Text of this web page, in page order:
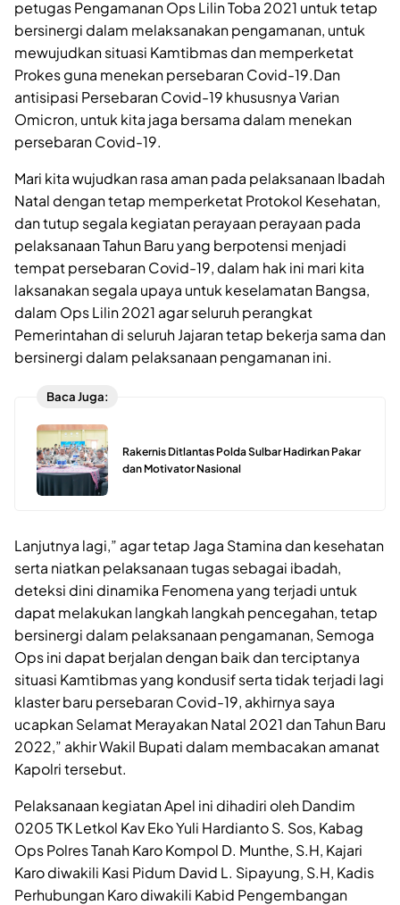
petugas Pengamanan Ops Lilin Toba 2021 untuk tetap
bersinergi dalam melaksanakan pengamanan, untuk
mewujudkan situasi Kamtibmas dan memperketat
Prokes guna menekan persebaran Covid-19.Dan
antisipasi Persebaran Covid-19 khususnya Varian
Omicron, untuk kita jaga bersama dalam menekan
persebaran Covid-19.
Mari kita wujudkan rasa aman pada pelaksanaan Ibadah
Natal dengan tetap memperketat Protokol Kesehatan,
dan tutup segala kegiatan perayaan perayaan pada
pelaksanaan Tahun Baru yang berpotensi menjadi
tempat persebaran Covid-19, dalam hak ini mari kita
laksanakan segala upaya untuk keselamatan Bangsa,
dalam Ops Lilin 2021 agar seluruh perangkat
Pemerintahan di seluruh Jajaran tetap bekerja sama dan
bersinergi dalam pelaksanaan pengamanan ini.
Baca Juga:
Rakernis Ditlantas Polda Sulbar Hadirkan Pakar
dan Motivator Nasional
Lanjutnya lagi,” agar tetap Jaga Stamina dan kesehatan
serta niatkan pelaksanaan tugas sebagai ibadah,
deteksi dini dinamika Fenomena yang terjadi untuk
dapat melakukan langkah langkah pencegahan, tetap
bersinergi dalam pelaksanaan pengamanan, Semoga
Ops ini dapat berjalan dengan baik dan terciptanya
situasi Kamtibmas yang kondusif serta tidak terjadi lagi
klaster baru persebaran Covid-19, akhirnya saya
ucapkan Selamat Merayakan Natal 2021 dan Tahun Baru
2022,” akhir Wakil Bupati dalam membacakan amanat
Kapolri tersebut.
Pelaksanaan kegiatan Apel ini dihadiri oleh Dandim
0205 TK Letkol Kav Eko Yuli Hardianto S. Sos, Kabag
Ops Polres Tanah Karo Kompol D. Munthe, S.H, Kajari
Karo diwakili Kasi Pidum David L. Sipayung, S.H, Kadis
Perhubungan Karo diwakili Kabid Pengembangan